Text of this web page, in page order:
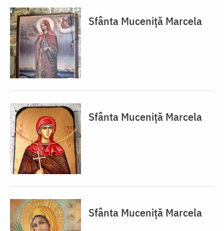
Sfânta Muceniță Marcela
Sfânta Muceniță Marcela
Sfânta Muceniță Marcela